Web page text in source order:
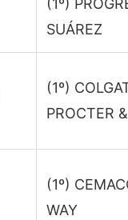
(1º)
SUÁREZ
(1º)
PROCTER
(1º)
WAY